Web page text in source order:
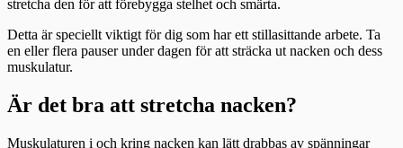
stretcha den för att förebygga stelhet och smärta.
Detta är speciellt viktigt för dig som har ett stillasittande arbete. Ta
en eller flera pauser under dagen för att sträcka ut nacken och dess
muskulatur.
Är det bra att stretcha nacken?
Muskulaturen i och kring nacken kan lätt drabbas av spänningar